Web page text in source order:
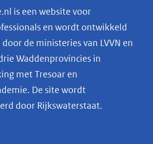
is een website voor
en wordt ontwikkeld
de ministeries van LVVN en
Waddenprovincies in
met Tresoar en
De site wordt
door Rijkswaterstaat.